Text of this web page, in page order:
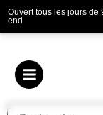
Ouvert tous les jours de
end